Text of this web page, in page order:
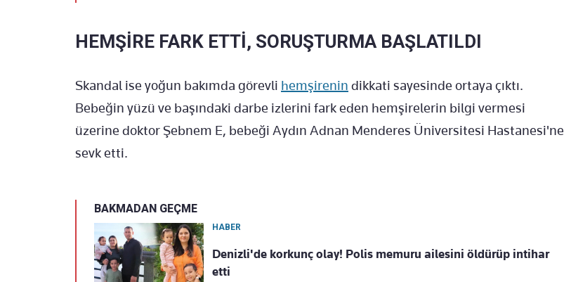
HEMŞİRE FARK ETTİ, SORUŞTURMA BAŞLATILDI
Skandal ise yoğun bakımda görevli hemşirenin dikkati sayesinde ortaya çıktı.
Bebeğin yüzü ve başındaki darbe izlerini fark eden hemşirelerin bilgi vermesi
üzerine doktor Şebnem E, bebeği Aydın Adnan Menderes Üniversitesi Hastanesi'ne
sevk etti.
BAKMADAN GEÇME
HABER
Denizli'de korkunç olay! Polis memuru ailesini öldürüp intihar
etti